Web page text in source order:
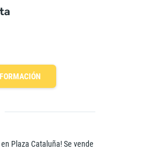
Plaza Cataluña! Se vende